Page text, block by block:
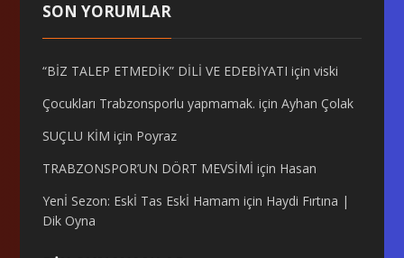
SON YORUMLAR
“BİZ TALEP ETMEDİK” DİLİ VE EDEBİYATI içinviski
Çocukları Trabzonsporlu yapmamak. içinAyhan Çolak
SUÇLU KİM için Poyraz
TRABZONSPOR’UN DÖRT MEVSİMİ için Hasan
Yenİ Sezon: Eskİ Tas Eskİ Hamam için Haydi Fırtına |
Dik Oyna